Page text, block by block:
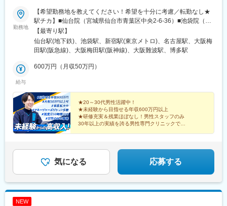
勤務地
【希望勤務地を教えてください！希望を十分に考慮／転勤なし★
駅チカ】■仙台院（宮城県仙台市青葉区中央2-6-36）■池袋院（東
京都豊島区南池袋1-23-11）■新宿院（東京都新宿区歌舞伎町1-17-
2）■名古屋院（愛知県名古屋市中村区名駅4-26-9）■梅田院（大
阪府大阪市北区芝田1丁目4-14）■西梅田院（大阪府大阪市北区梅
岡県福岡市博多区博多駅東1-17-21）
【最寄り駅】
仙台駅(地下鉄)、池袋駅、新宿駅(東京メトロ)、名古屋駅、大阪梅
田駅(阪急線)、大阪梅田駅(阪神線)、大阪難波駅、博多駅
給与
600万円（月収50万円）
★20～30代男性活躍中！
★未経験から目指せる年収600万円以上
★研修充実＆残業ほぼなし！男性スタッフのみ
30年以上の実績を誇る男性専門クリニックで
気になる 応募する
NEW